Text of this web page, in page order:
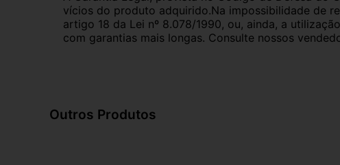
vícios do produto adquirido.Na impossibilidade de
artigo 18 da Lei nº 8.078/1990, ou, ainda, a
com garantias mais longas. Consulte nossos
Outros Produtos